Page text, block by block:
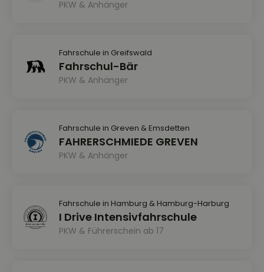
PKW & Anhänger
Fahrschule in Greifswald
Fahrschul-Bär
PKW & Anhänger
Fahrschule in Greven & Emsdetten
FAHRERSCHMIEDE GREVEN
PKW & Anhänger
Fahrschule in Hamburg & Hamburg-Harburg
I Drive Intensivfahrschule
PKW & Führerschein ab 17